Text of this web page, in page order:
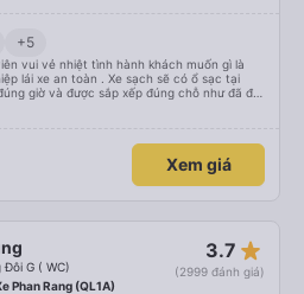
+5
vui vẻ nhiệt tình hành khách muốn gì là
lái xe an toàn . Xe sạch sẽ có ổ sạc tại
giờ và được sắp xếp đúng chỗ như đã đặt
Xem giá
Đôi G ( WC)
3.7 star_rate
(2999 đánh giá)
Phan Rang (QL1A)